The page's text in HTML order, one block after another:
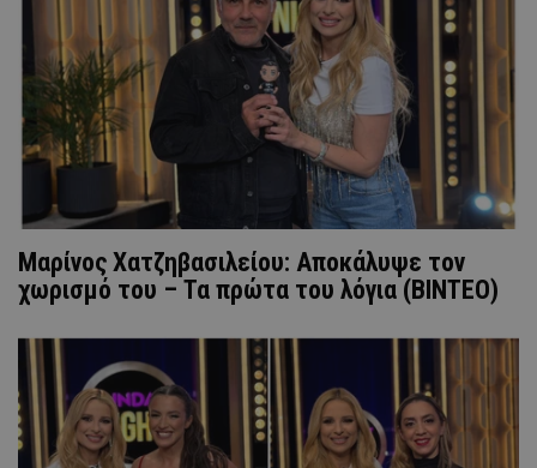
Μαρίνος Χατζηβασιλείου: Αποκάλυψε τον
χωρισμό του – Τα πρώτα του λόγια (ΒΙΝΤΕΟ)